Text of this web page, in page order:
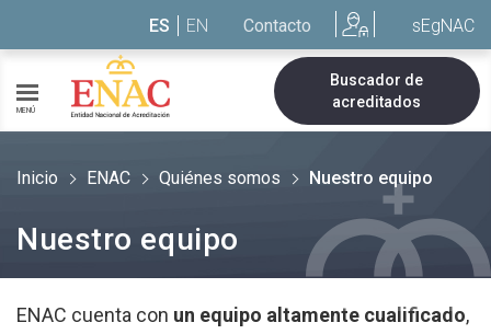
ES EN Contacto sEgNAC
MENÚ
Buscador de
acreditados
Inicio ENAC Quiénes somos Nuestro equipo
Nuestro equipo
ENAC cuenta con un equipo altamente cualificado,